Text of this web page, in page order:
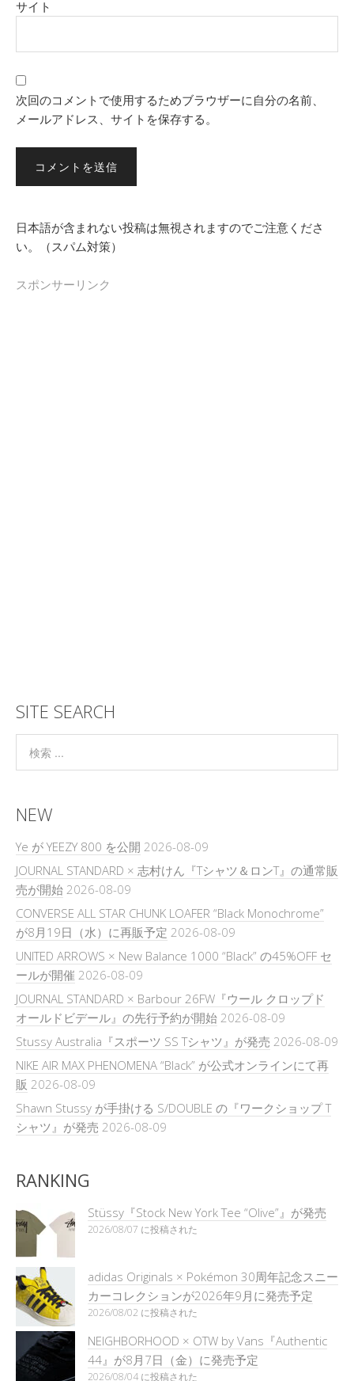
サイト
次回のコメントで使用するためブラウザーに自分の名前、
メールアドレス、サイトを保存する。
日本語が含まれない投稿は無視されますのでご注意くださ
い。（スパム対策）
スポンサーリンク
SITE SEARCH
NEW
Ye が YEEZY 800 を公開 2026-08-09
JOURNAL STANDARD × 志村けん『Tシャツ＆ロンT』の通常販
売が開始 2026-08-09
CONVERSE ALL STAR CHUNK LOAFER “Black Monochrome”
が8月19日（水）に再販予定 2026-08-09
UNITED ARROWS × New Balance 1000 “Black” の45%OFF セ
ールが開催 2026-08-09
JOURNAL STANDARD × Barbour 26FW『ウール クロップド
オールドビデール』の先行予約が開始 2026-08-09
Stussy Australia『スポーツ SS Tシャツ』が発売 2026-08-09
NIKE AIR MAX PHENOMENA “Black” が公式オンラインにて再
販 2026-08-09
Shawn Stussy が手掛ける S/DOUBLE の『ワークショップ T
シャツ』が発売 2026-08-09
RANKING
Stüssy『Stock New York Tee “Olive”』が発売
2026/08/07 に投稿された
adidas Originals × Pokémon 30周年記念スニー
カーコレクションが2026年9月に発売予定
2026/08/02 に投稿された
NEIGHBORHOOD × OTW by Vans『Authentic
44』が8月7日（金）に発売予定
2026/08/04 に投稿された